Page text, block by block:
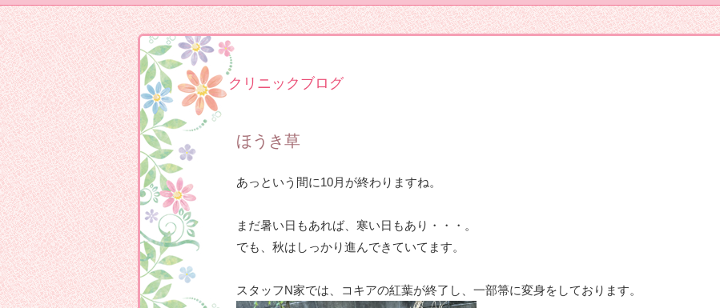
クリニックブログ
ほうき草
あっという間に10月が終わりますね。
まだ暑い日もあれば、寒い日もあり・・・。
でも、秋はしっかり進んできていてます。
スタッフN家では、コキアの紅葉が終了し、一部箒に変身をしております。